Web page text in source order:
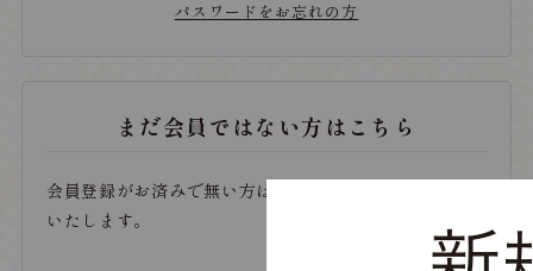
パスワードをお忘れの方
まだ会員ではない方はこちら
会員登録がお済みで無い方は、こちらから登録をお願い
いたします。